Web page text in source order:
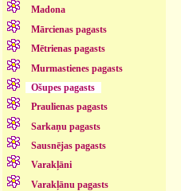
Madona
Mārcienas pagasts
Mētrienas pagasts
Murmastienes pagasts
Ošupes pagasts
Praulienas pagasts
Sarkaņu pagasts
Sausnējas pagasts
Varakļāni
Varakļānu pagasts